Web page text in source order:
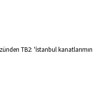
TB2: 'İstanbul kanatlarımın